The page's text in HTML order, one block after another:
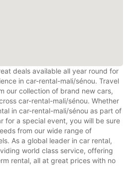
deals available all year round for
in car-rental-mali/sénou. Travel
our collection of brand new cars,
car-rental-mali/sénou. Whether
in car-rental-mali/sénou as part of
for a special event, you will be sure
from our wide range of
As a global leader in car rental,
world class service, offering
rental, all at great prices with no